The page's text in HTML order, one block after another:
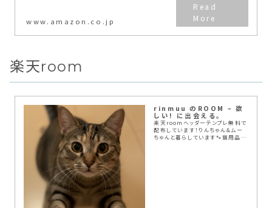
www.amazon.co.jp
楽天room
rinmuu のROOM – 欲
しい! に出会える。
楽天roomヘッダーテンプレ無料で
配布しています！りんちゃん＆ムー
ちゃんと暮らしています🐾猫用品や